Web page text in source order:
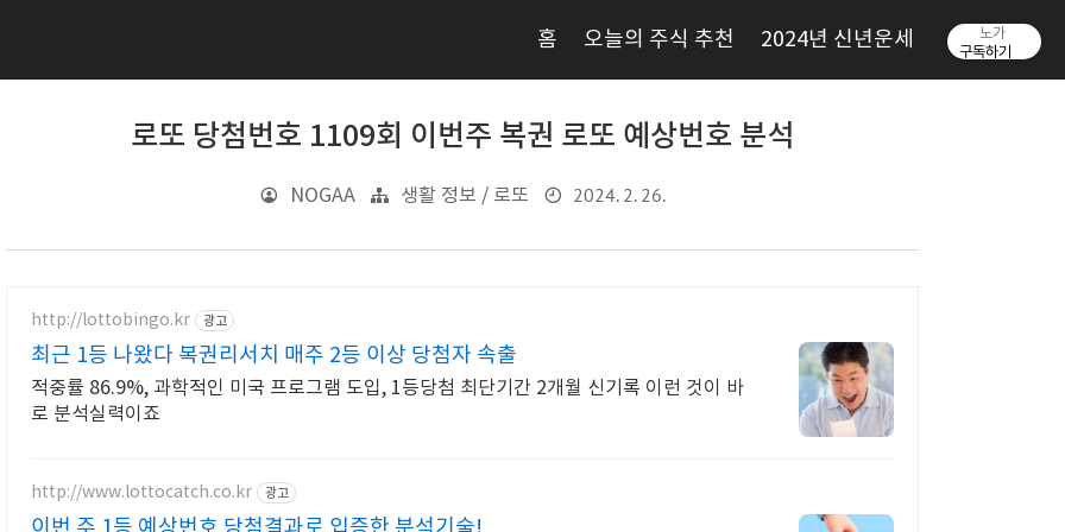
홈 오늘의 주식 추천 2024년 신년운세
로또 당첨번호 1109회 이번주 복권 로또 예상번호 분석
NOGAA 생활 정보 / 로또 2024. 2. 26.
http://lottobingo.kr 광고
최근 1등 나왔다 복권리서치 매주 2등 이상 당첨자 속출
적중률 86.9%, 과학적인 미국 프로그램 도입, 1등당첨 최단기간 2개월 신기록 이런 것이 바
로 분석실력이죠
http://www.lottocatch.co.kr 광고
노가
구독하기